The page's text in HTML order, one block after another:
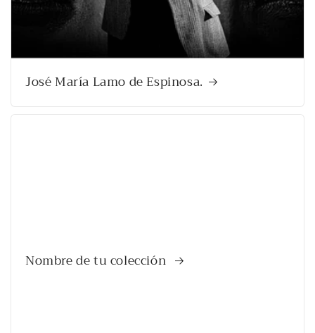
José María Lamo de Espinosa.
Nombre de tu colección